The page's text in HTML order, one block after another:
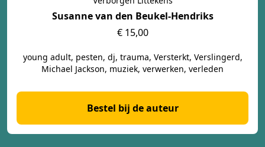
Susanne van den Beukel-Hendriks
€ 15,00
young adult, pesten, dj, trauma, Versterkt, Verslingerd,
Michael Jackson, muziek, verwerken, verleden
Bestel bij de auteur